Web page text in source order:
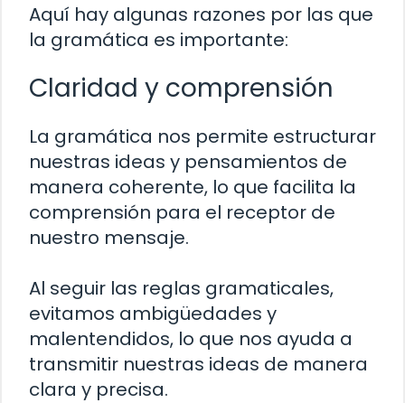
Aquí hay algunas razones por las que
la gramática es importante:
Claridad y comprensión
La gramática nos permite estructurar
nuestras ideas y pensamientos de
manera coherente, lo que facilita la
comprensión para el receptor de
nuestro mensaje.
Al seguir las reglas gramaticales,
evitamos ambigüedades y
malentendidos, lo que nos ayuda a
transmitir nuestras ideas de manera
clara y precisa.